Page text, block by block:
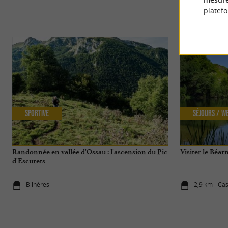
Randonnée en vallée d'Ossau : l'ascension du Pic
d'Escurets
Bilhères
Sportive
Visiter le
2,9 km -
Séjours /